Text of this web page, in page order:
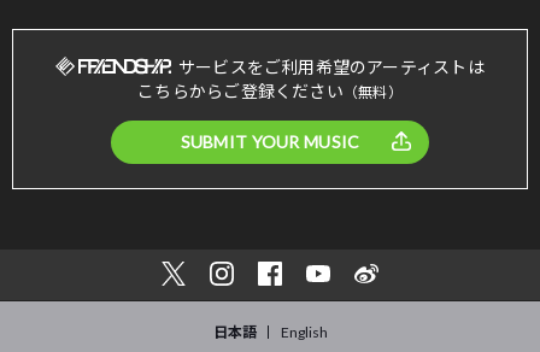
サービスをご利用希望のアーティストは
こちらからご登録ください （無料）
SUBMIT YOUR MUSIC
日本語 English